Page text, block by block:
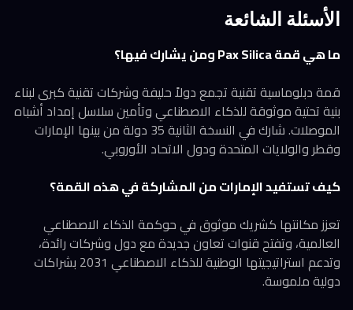
الأسئلة الشائعة
ما هي قمة Pax Silica ومن يشارك فيها؟
قمة دبلوماسية تقنية تجمع دولاً حليفة وشركات تقنية كبرى لبناء
بنية تحتية موثوقة للذكاء الاصطناعي وتأمين سلاسل إمداد أشباه
الموصلات. شارك في النسخة الثانية 35 دولة من بينها الإمارات
وقطر والولايات المتحدة ودول الاتحاد الأوروبي.
كيف تستفيد الإمارات من المشاركة في هذه القمة؟
تعزز مكانتها كشريك موثوق في حوكمة الذكاء الاصطناعي
العالمية، وتفتح قنوات تعاون جديدة مع دول وشركات رائدة،
وتدعم استراتيجيتها الوطنية للذكاء الاصطناعي 2031 بشراكات
دولية ملموسة.